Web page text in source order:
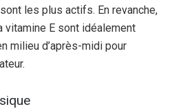
les plus actifs. En revanche,
vitamine E sont idéalement
milieu d’après-midi pour